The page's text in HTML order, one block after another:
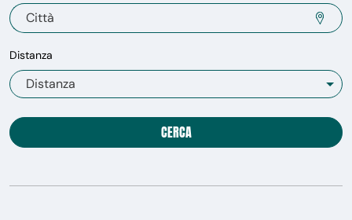
Distanza
Distanza
CERCA